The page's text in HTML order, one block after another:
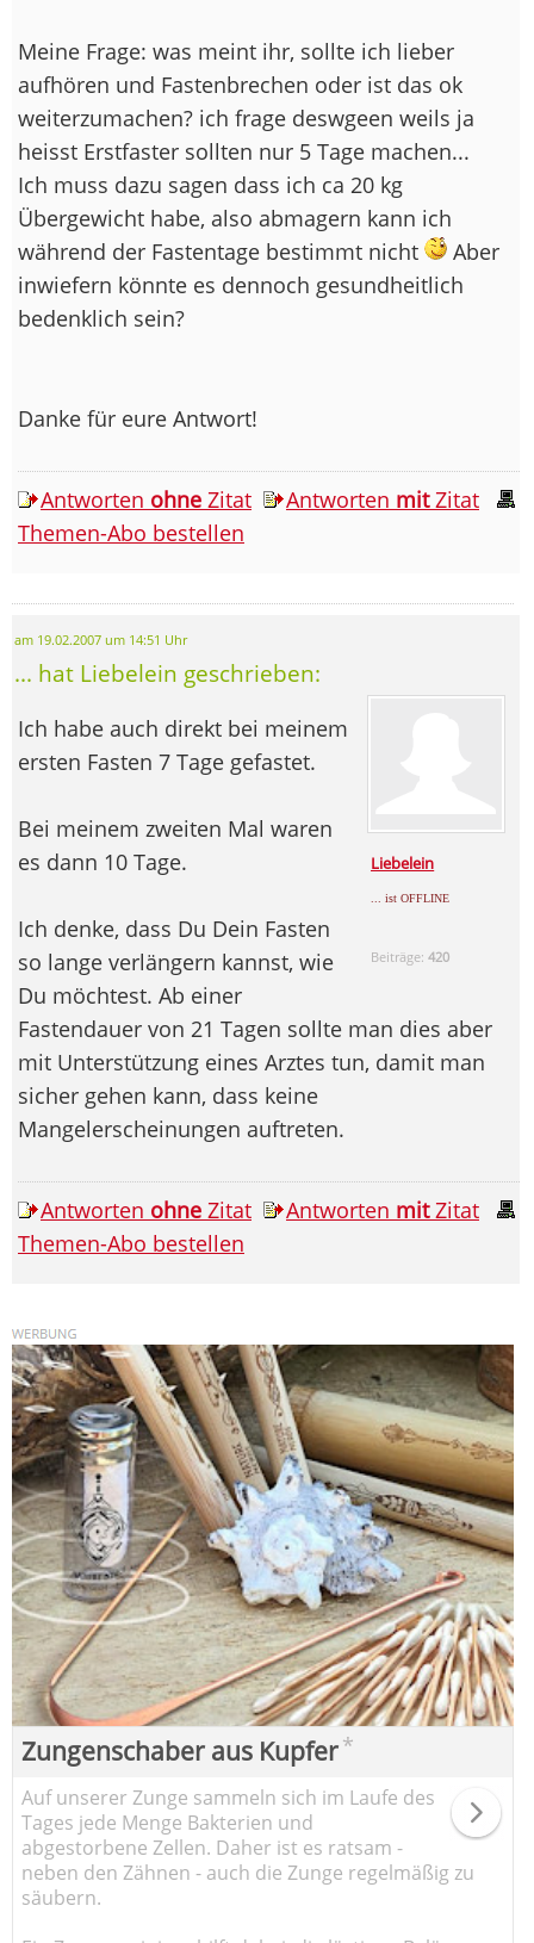
Meine Frage: was meint ihr, sollte ich lieber
aufhören und Fastenbrechen oder ist das ok
weiterzumachen? ich frage deswgeen weils ja
heisst Erstfaster sollten nur 5 Tage machen...
Ich muss dazu sagen dass ich ca 20 kg
Übergewicht habe, also abmagern kann ich
während der Fastentage bestimmt nicht
Aber
inwiefern könnte es dennoch gesundheitlich
bedenklich sein?
Danke für eure Antwort!
Antworten ohne Zitat Antworten mitZitat
Themen-Abo bestellen
am 19.02.2007 um 14:51 Uhr
... hat Liebelein geschrieben:
Liebelein
... ist OFFLINE
Beiträge:420
Ich habe auch direkt bei meinem
ersten Fasten 7 Tage gefastet.
Bei meinem zweiten Mal waren
es dann 10 Tage.
Ich denke, dass Du Dein Fasten
so lange verlängern kannst, wie
Du möchtest. Ab einer
Fastendauer von 21 Tagen sollte man dies aber
mit Unterstützung eines Arztes tun, damit man
sicher gehen kann, dass keine
Mangelerscheinungen auftreten.
Antworten ohne Zitat Antworten mitZitat
Themen-Abo bestellen
Zungenschaber aus Kupfer*
Auf unserer Zunge sammeln sich im Laufe des
Tages jede Menge Bakterien und
abgestorbene Zellen. Daher ist es ratsam -
neben den Zähnen - auch die Zunge regelmäßig zu
säubern.